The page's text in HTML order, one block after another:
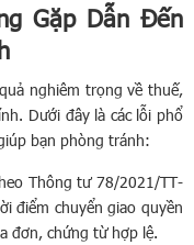
Gặp Dẫn Đến
nghiêm trọng về thuế,
Dưới đây là các lỗi phổ
bạn phòng tránh:
Thông tư 78/2021/TT-
điểm chuyển giao quyền
đơn, chứng từ hợp lệ.